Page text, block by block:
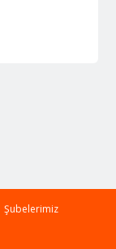
Şubelerimiz